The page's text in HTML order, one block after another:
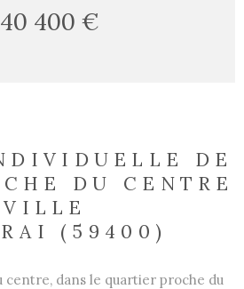
400 €
DE
DU CENTRE
VILLE
(59400)
centre, dans le quartier proche du